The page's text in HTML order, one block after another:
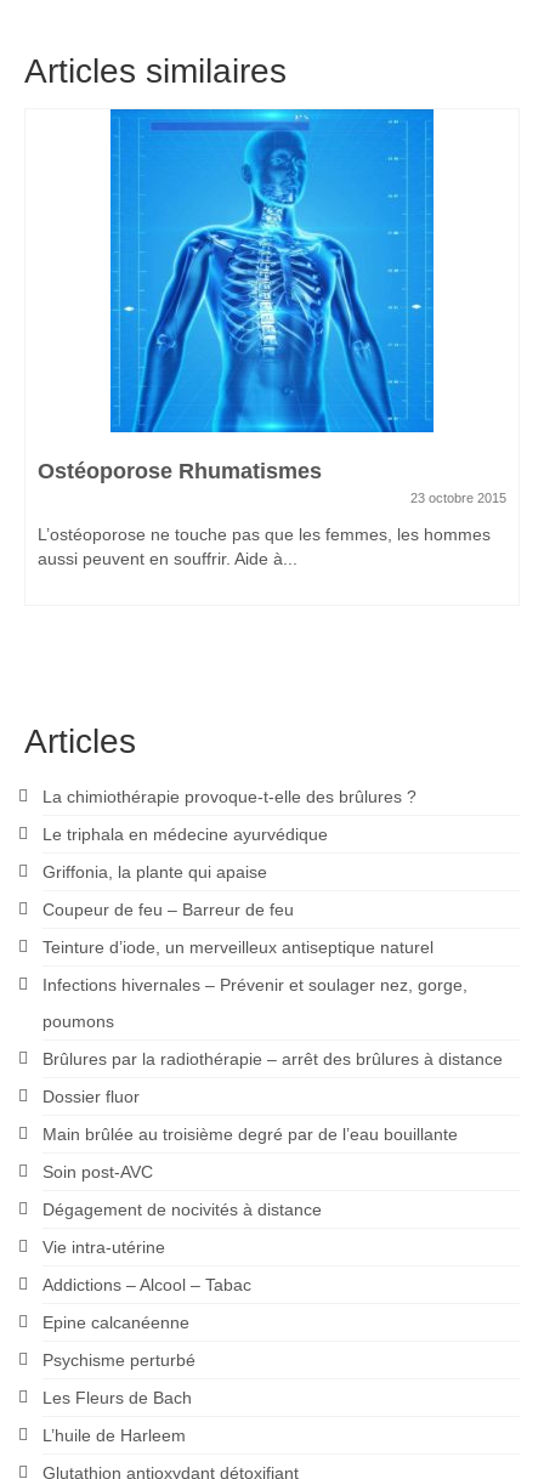
Articles similaires
Ostéoporose Rhumatismes
23 octobre 2015
L’ostéoporose ne touche pas que les femmes, les hommes
aussi peuvent en souffrir. Aide à...
Articles
La chimiothérapie provoque-t-elle des brûlures ?
Le triphala en médecine ayurvédique
Griffonia, la plante qui apaise
Coupeur de feu – Barreur de feu
Teinture d’iode, un merveilleux antiseptique naturel
Infections hivernales – Prévenir et soulager nez, gorge,
poumons
Brûlures par la radiothérapie – arrêt des brûlures à distance
Dossier fluor
Main brûlée au troisième degré par de l’eau bouillante
Soin post-AVC
Dégagement de nocivités à distance
Vie intra-utérine
Addictions – Alcool – Tabac
Epine calcanéenne
Psychisme perturbé
Les Fleurs de Bach
L’huile de Harleem
Glutathion antioxydant détoxifiant